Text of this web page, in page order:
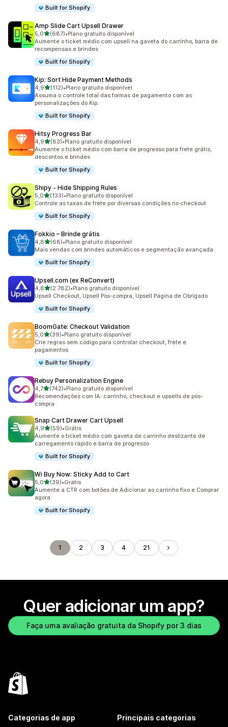
Built for Shopify
Amp Slide Cart Upsell Drawer
5,0de 5 estrelas
(687)
687 avaliações ao todo
•Plano gratuito disponível
Aumente o ticket médio com upsell na gaveta do carrinho, barra de
recompensas e brindes
Built for Shopify
Kip: Sort Hide Payment Methods
4,9de 5 estrelas
(112)
112 avaliações ao todo
•Plano gratuito disponível
Assuma o controle total das formas de pagamento com as
personalizações do Kip.
Built for Shopify
Hitsy Progress Bar
4,9de 5 estrelas
(83)
83 avaliações ao todo
•Plano gratuito disponível
Aumente o ticket médio com barra de progresso para frete grátis,
descontos e brindes
Built for Shopify
Shipy ‑ Hide Shipping Rules
5,0de 5 estrelas
(133)
133 avaliações ao todo
•Plano gratuito disponível
Controle as taxas de frete por diversas condições no checkout
Built for Shopify
Fokkio – Brinde grátis
4,8de 5 estrelas
(68)
68 avaliações ao todo
•Plano gratuito disponível
Mais vendas com brindes automáticos e segmentação avançada.
Built for Shopify
Upsell.com (ex ReConvert)
4,8de 5 estrelas
(2.782)
2782 avaliações ao todo
•Plano gratuito disponível
Upsell Checkout, Upsell Pós-compra, Upsell Página de Obrigado
Built for Shopify
BoomGate: Checkout Validation
5,0de 5 estrelas
(39)
39 avaliações ao todo
•Plano gratuito disponível
Crie regras sem código para controlar checkout, frete e
pagamentos
Built for Shopify
Rebuy Personalization Engine
4,7de 5 estrelas
(742)
742 avaliações ao todo
•Plano gratuito disponível
Recomendações com IA: carrinho, checkout e upsells de pós-
compra
Snap Cart Drawer Cart Upsell
4,9de 5 estrelas
(59)
59 avaliações ao todo
•Grátis
Aumente o ticket médio com gaveta de carrinho deslizante de
carregamento rápido e barra de progresso
Built for Shopify
Wi Buy Now: Sticky Add to Cart
5,0de 5 estrelas
(39)
39 avaliações ao todo
•Grátis
Aumente a CTR com botões de Adicionar ao carrinho fixo e Comprar
agora
Built for Shopify
1 2 3 4 21
Quer adicionar um app?
Faça uma avaliação gratuita da Shopify por 3 dias
Categorias de app Principais categorias